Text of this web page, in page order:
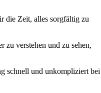
die Zeit, alles sorgfältig zu
zu verstehen und zu sehen,
schnell und unkompliziert bei